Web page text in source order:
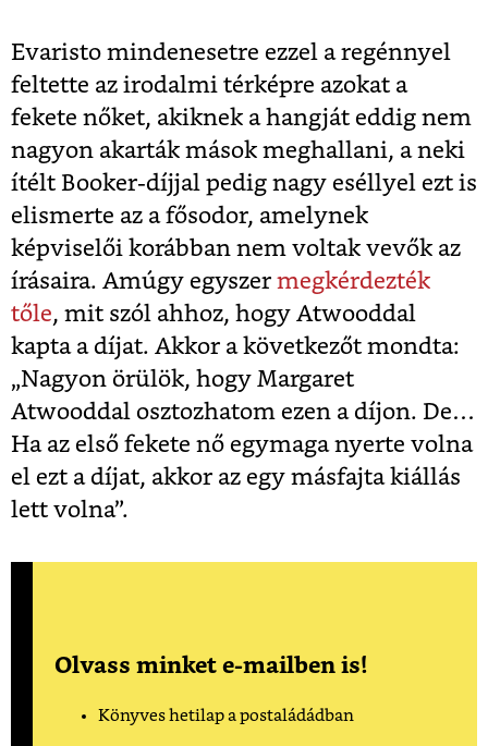
Evaristo mindenesetre ezzel a regénnyel
feltette az irodalmi térképre azokat a
fekete nőket, akiknek a hangját eddig nem
nagyon akarták mások meghallani, a neki
ítélt Booker-díjjal pedig nagy eséllyel ezt is
elismerte az a fősodor, amelynek
képviselői korábban nem voltak vevők az
írásaira. Amúgy egyszer megkérdezték
tőle, mit szól ahhoz, hogy Atwooddal
kapta a díjat. Akkor a következőt mondta:
„Nagyon örülök, hogy Margaret
Atwooddal osztozhatom ezen a díjon. De…
Ha az első fekete nő egymaga nyerte volna
el ezt a díjat, akkor az egy másfajta kiállás
lett volna”.
Olvass minket e-mailben is!
Könyves hetilap a postaládádban